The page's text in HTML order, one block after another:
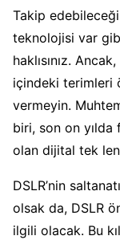
Takip
teknolojisi var
haklısınız.
içindeki terimleri
vermeyin.
biri, son on
olan dijital tek
DSLR’nin
olsak da, DSLR
ilgili olacak. Bu